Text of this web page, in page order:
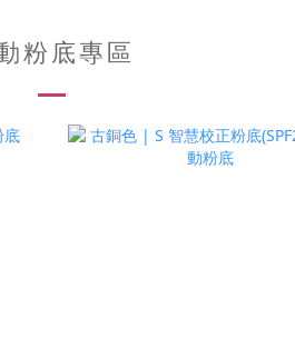
粉底專區